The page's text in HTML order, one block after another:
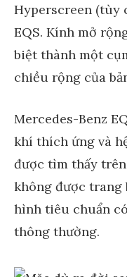
Hyperscreen (tùy
EQS. Kính mở
biệt thành một
chiều rộng của
Mercedes-Benz
khí thích ứng và
được tìm thấy
không được trang
hình tiêu chuẩn
thông thường.